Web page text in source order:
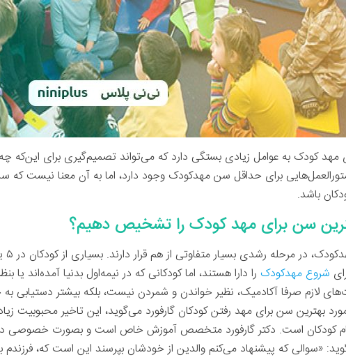
مهد کودک به عوامل زیادی بستگی دارد که می‌تواند تصمیم‌گیری برای این‌که
برای حداقل سن مهدکودک وجود دارد، اما به آن معنا نیست که
باشد.
سن برای مهد کودک را تشخیص دهیم؟
شروع مهدکودک را دارا هستند، اما کودکانی که در نیمه‌اول بدنیا آمده‌اند
لازم صرفا آکادمیک، نظیر خواندن و شمردن نیست، بلکه بیشتر
بهترین سن برای مهد رفتن کودکان گارفورد می‌گوید، این تاخیر محبوبیت
کودکان است. دکتر گارفورد متخصص آموزش خاص است و بصورت خصوصی در
«سوالی که پیشنهاد می‌کنم والدین از خودشان بپرسند این است که،